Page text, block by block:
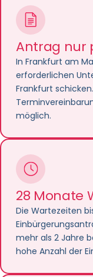
Gut zu wissen:
Alle
Übersetzung
Übersetzers
Erklärungen
erforderlichen
Standesamt
Stadt Frankfurt
Standesamt
34.6
Postfach
60275 Frankfurt
Antrag nur
In Frankfurt am
erforderlichen
Frankfurt
möglich.
28 Monate
Die Wartezeiten
mehr als 2 Jahre
hohe Anzahl der